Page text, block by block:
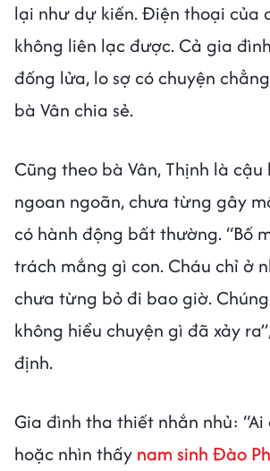
lại như dự kiến. Điện thoại của
không liên lạc được. Cả gia
đống lửa, lo sợ có chuyện
bà Vân chia sẻ.
Cũng theo bà Vân, Thịnh là
ngoan ngoãn, chưa từng gây
có hành động bất thường. “Bố
trách mắng gì con. Cháu chỉ ở
chưa từng bỏ đi bao giờ.
không hiểu chuyện gì đã xảy
định.
Gia đình tha thiết nhắn nhủ:
hoặc nhìn thấy nam sinh Đào